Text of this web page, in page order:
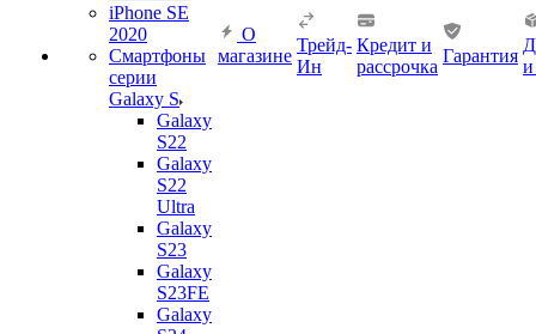
iPhone SE
2020
Смартфоны
серии
Galaxy S
Galaxy
S22
Galaxy
S22
Ultra
Galaxy
S23
Galaxy
S23FE
Galaxy
О
магазине
Трейд-
Ин
Кредит и
рассрочка
Гарантия
и